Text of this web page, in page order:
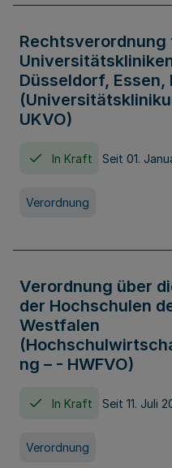
Rechtsverordnung
Düsseldorf,
UKVO)
In Kraft Seit 01.
Verordnung
Verordnung über
der Hochschulen
Westfalen
ng – - HWFVO)
In Kraft Seit 11. Juli
Verordnung